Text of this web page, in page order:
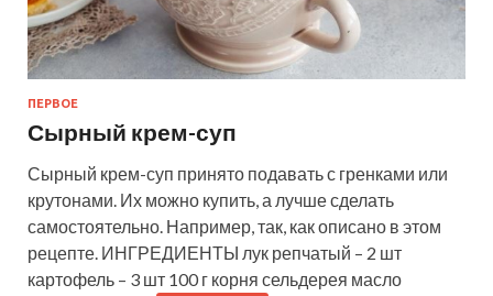
ПЕРВОЕ
Сырный крем-суп
Сырный крем-суп принято подавать с гренками или
крутонами. Их можно купить, а лучше сделать
самостоятельно. Например, так, как описано в этом
рецепте. ИНГРЕДИЕНТЫ лук репчатый – 2 шт
картофель – 3 шт 100 г корня сельдерея масло